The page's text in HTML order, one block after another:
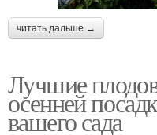
читать дальше →
Лучшие
осенней
вашего сада